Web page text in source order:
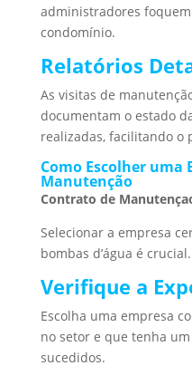
administradores
condomínio.
Relatórios
As visitas de
documentam o estado
realizadas, facilitando o
Como Escolher uma
Manutenção
Contrato de
Selecionar a empresa
bombas d’água é
Verifique a
Escolha uma empresa
no setor e que tenha
sucedidos.